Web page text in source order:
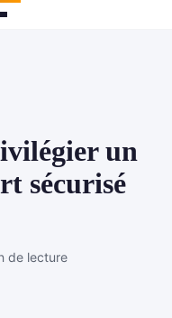
un
sécurisé
de lecture